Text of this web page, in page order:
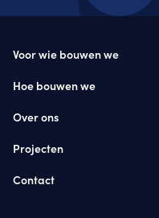
Voor wie bouwen we
Hoe bouwen we
Over ons
Projecten
Contact